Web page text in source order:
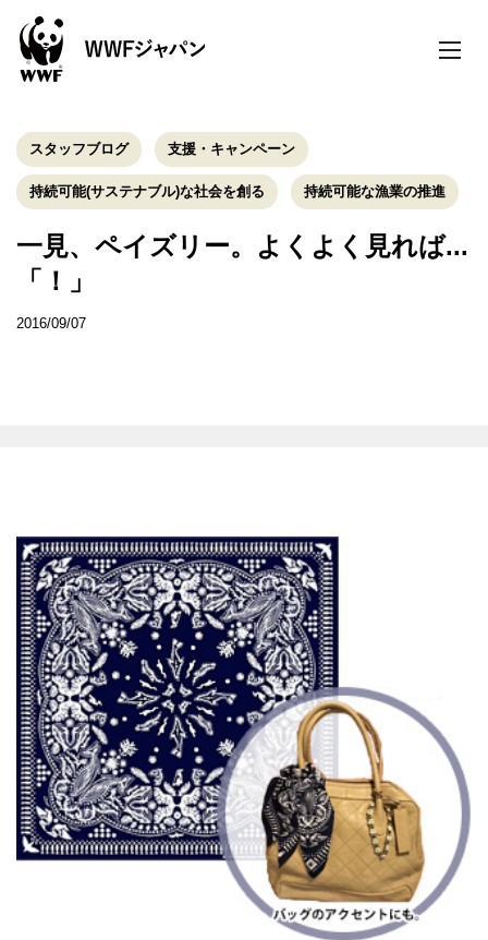
toggle
スタッフブログ 支援・キャンペーン
持続可能(サステナブル)な社会を創る 持続可能な漁業の推進
一見、ペイズリー。よくよく見れば...
「！」
2016/09/07